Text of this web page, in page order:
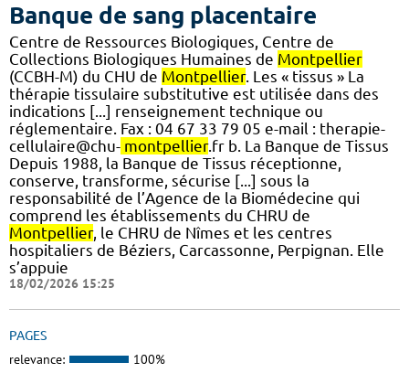
Banque de sang placentaire
Centre de Ressources Biologiques, Centre de
Collections Biologiques Humaines de Montpellier
(CCBH-M) du CHU de Montpellier. Les « tissus » La
thérapie tissulaire substitutive est utilisée dans des
indications [...] renseignement technique ou
réglementaire. Fax : 04 67 33 79 05 e-mail : therapie-
cellulaire@chu- montpellier.fr b. La Banque de Tissus
Depuis 1988, la Banque de Tissus réceptionne,
conserve, transforme, sécurise [...] sous la
responsabilité de l’Agence de la Biomédecine qui
comprend les établissements du CHRU de
Montpellier, le CHRU de Nîmes et les centres
hospitaliers de Béziers, Carcassonne, Perpignan. Elle
s’appuie
18/02/2026 15:25
PAGES
relevance: 100%